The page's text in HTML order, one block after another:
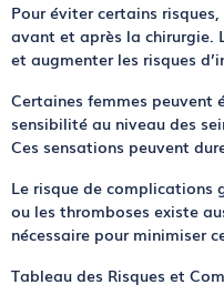
Pour éviter certains risques,
avant et après la chirurgie.
et augmenter les risques
Certaines femmes peuvent
sensibilité au niveau des
Ces sensations peuvent
Le risque de complications
ou les thromboses existe
nécessaire pour minimiser
Tableau des Risques et